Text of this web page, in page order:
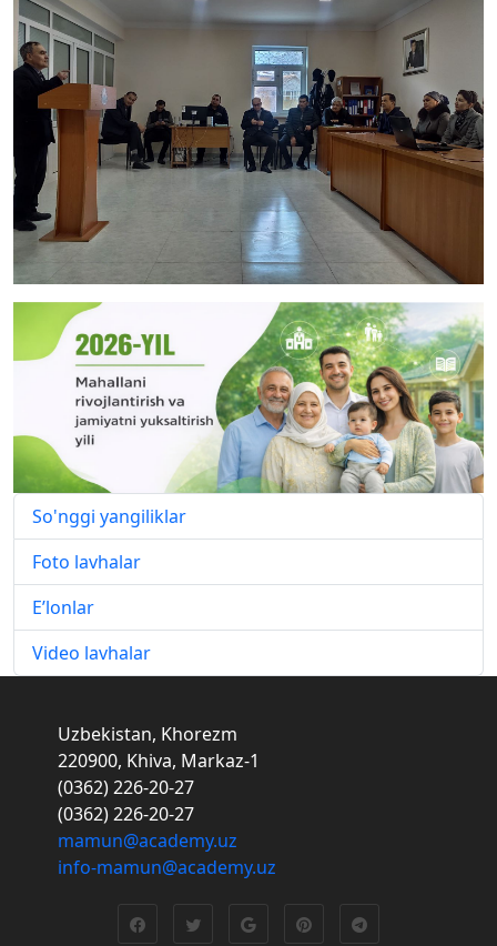
So'nggi yangiliklar
Foto lavhalar
E’lonlar
Video lavhalar
Uzbekistan, Khorezm
220900, Khiva, Markaz-1
(0362) 226-20-27
(0362) 226-20-27
mamun@academy.uz
info-mamun@academy.uz